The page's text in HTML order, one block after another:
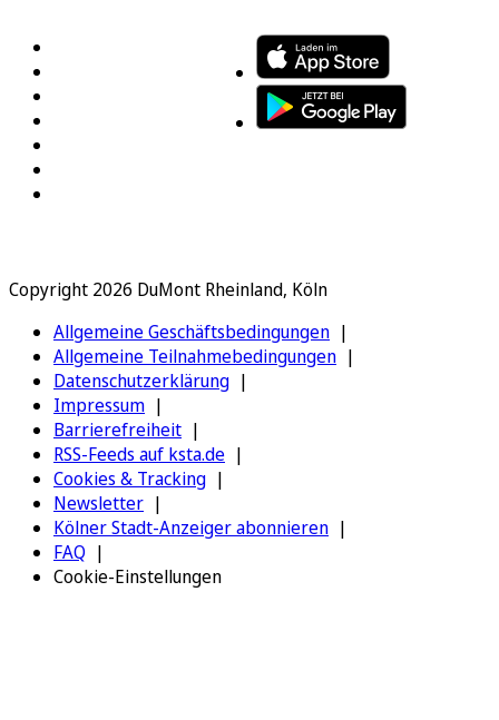
Copyright 2026 DuMont Rheinland, Köln
Allgemeine Geschäftsbedingungen
Allgemeine Teilnahmebedingungen
Datenschutzerklärung
Impressum
Barrierefreiheit
RSS-Feeds auf ksta.de
Cookies & Tracking
Newsletter
Kölner Stadt-Anzeiger abonnieren
FAQ
Cookie-Einstellungen